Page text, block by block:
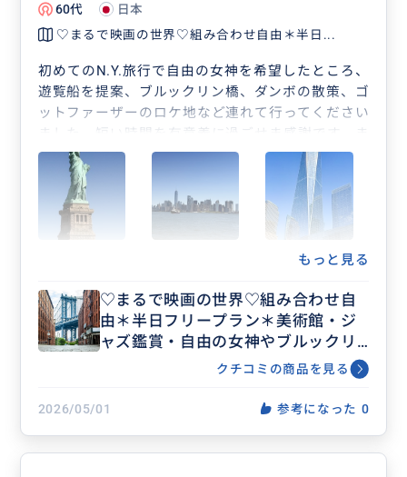
60代
日本
♡まるで映画の世界♡組み合わせ自由＊半日...
初めてのN.Y.旅行で自由の女神を希望したところ、
遊覧船を提案、ブルックリン橋、ダンボの散策、ゴ
ットファーザーのロケ地など連れて行ってください
ました。短い時間を有意義に過ごせま感謝です。ま
たメトロポリタン美術館のチケットの購入や、メト
ロの乗り方を丁寧に教えてくださって大変心強かっ
たです。本当にお世話になりました。
また機会がありましたらお願いしたいです。
もっと見る
♡まるで映画の世界♡組み合わせ自
由＊半日フリープラン＊美術館・ジ
ャズ鑑賞・自由の女神やブルックリ
ン等ビジネス渡航にもおすすめ♡人
クチコミの商品を見る
2026/05/01 参考になった 0